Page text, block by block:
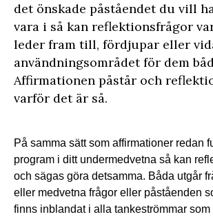
det önskade påståendet du vill
vara i så kan reflektionsfrågor
leder fram till, fördjupar eller
användningsområdet för dem
Affirmationen påstår och
varför det är så.
På samma sätt som affirmationer redan
program i ditt undermedvetna så kan
och sägas göra detsamma. Båda utgår
eller medvetna frågor eller påståenden
finns inblandat i alla tankeströmmar som